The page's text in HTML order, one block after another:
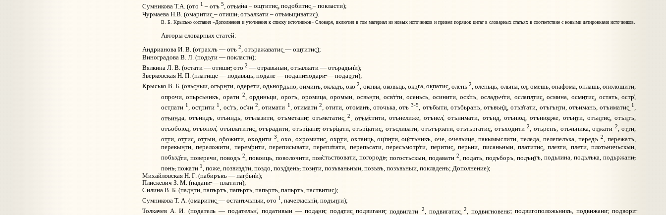
Сумникова Т.А. (ото 1 – отъ 5 , отъмна – ощтитис, подобитис– покласти);
Чурмаева Н.В. (омаритис– отиши, отъалкати – отъмьщиватис).
В. Б. Крысько составил «Дополнения и уточнения к списку источников» Словаря, включил в том материал из новых источников и привел порядок цитат в словарных статьях в соответствие с новыми датировками источников.
Авторы словарных статей:
Андрианова И. В. (отрахлъ — отъ 2, отъражаватис— ощтитис);
Виноградова В. Л. (подъти — покласти);
Вялкина Л. В. (остати — отиши, ото 2 — отравьныи, отъалкати — отърадьни);
Зверковская Н. П. (платище — подавьць, подале — поданиподари— подарти);
Крысько В. Б. (овьсныи, огърнти, одерети, одьнордьно, оиминъ, окладъ, око 2 , оковы, оковьць, окрга, окпатис , олень 2 , оленьць, ольны, ол, омешь, онафома, оплашь, ополошити,
опрочи, опьрсьникъ, орати 2, ординьци, орогъ, оромица, оромыи, освьнти, освтти, осеньсь, осинити, оскпъ, осладъчти, ослаплтис, осмина, осмитис, остать, остр,
остпати 1, остпити 1 , остъ, осчи 2, отимати 1, отимати 2, отити, отоманъ, оточька, отъ 3-5, отъбыти, отъбьранъ, отъвънд, отъвтати, отъгънти, отъиманъ, отъиматис 1 ,
отъинда, отъиндъ, отъиндь, отълазити, отъметани, отъметатис2 , отъмстити, отънелиже, отънел, отънимати, отънд, отънюд, отънюдже, отънти, отънтис, отънтъ,
отъобоюд, отъонол, отъплатитис, отърадити, отърцань, отърцати, отърцатис, отъсливати, отътързати, отътьргатис, отъходити 2, отьренъ, отьчьника, отжати 2, отти,
отти, оттис, оттыи, обожити, оходити 3, охо, охромитис, охрти, охтаиць, оцпнти, оцстьникъ, оче, очельице, пакымыслити, пеледа, пелепелъка, передъ 2, пережатъ,
перекынти, переложити, перемрити, переписывати, переплтати, перепьсати, пересъмотрти, перитис, перьни, писаньныи, платитис, плезти, плети, плотьничьскыи,
побьздти, поверечи, поводъ 2 , повоиць, поволочити, повстьствовати, погородь, погостьскыи, подавати 2 , подать, подъборъ, подънтъ, подьлина, подьлъка, подьржани,
понь, пожати 1, поже, позвиздти, поздо, позддень, позити, позъваньныи, позъвъ, позъвьныи, покладенъ; Дополнение);
Михайловская Н. Г. (пабиръкъ — пагбьни);
Плискевич З. М. (падани— платити);
Силина В. Б. (паднти, папъртъ, папърть, папьртъ, папьрть, паствитис);
Сумникова Т. А. (омаритис— останъчьныи, ото 1, пачегласьни, подънти);
Толкачев А. И. (податель — подательн, подативыи — подани, податисподвигани, подвигати 2 , подвигатис 2 , подвигновень, подвигоположьникъ, подвижани, подвори